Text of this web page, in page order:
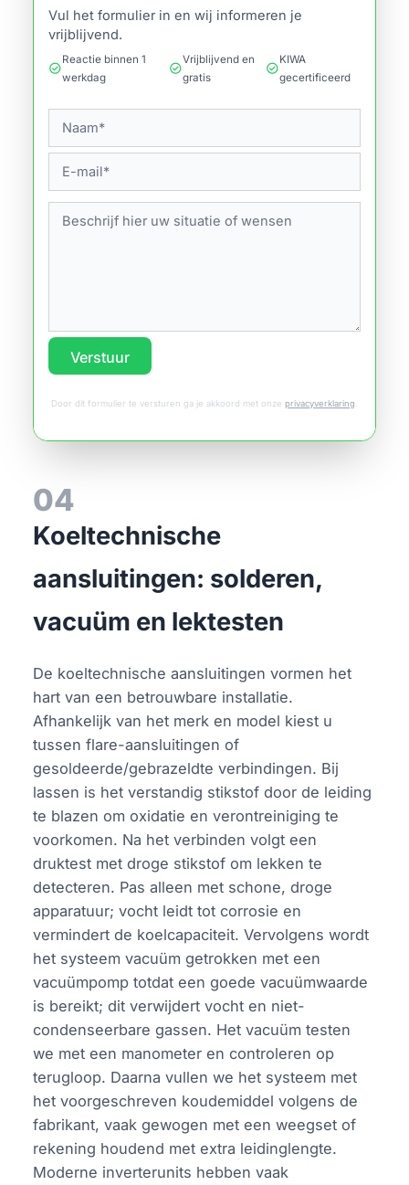
Vul het formulier in en wij informeren je
vrijblijvend.
check_circle
Reactie binnen 1
werkdag
check_circle
Vrijblijvend en
gratis
check_circle
KIWA
gecertificeerd
Verstuur
Door dit formulier te versturen ga je akkoord met onze privacyverklaring.
04
Koeltechnische
aansluitingen: solderen,
vacuüm en lektesten
De koeltechnische aansluitingen vormen het
hart van een betrouwbare installatie.
Afhankelijk van het merk en model kiest u
tussen flare-aansluitingen of
gesoldeerde/gebrazeldte verbindingen. Bij
lassen is het verstandig stikstof door de leiding
te blazen om oxidatie en verontreiniging te
voorkomen. Na het verbinden volgt een
druktest met droge stikstof om lekken te
detecteren. Pas alleen met schone, droge
apparatuur; vocht leidt tot corrosie en
vermindert de koelcapaciteit. Vervolgens wordt
het systeem vacuüm getrokken met een
vacuümpomp totdat een goede vacuümwaarde
is bereikt; dit verwijdert vocht en niet-
condenseerbare gassen. Het vacuüm testen
we met een manometer en controleren op
terugloop. Daarna vullen we het systeem met
het voorgeschreven koudemiddel volgens de
fabrikant, vaak gewogen met een weegset of
rekening houdend met extra leidinglengte.
Moderne inverterunits hebben vaak